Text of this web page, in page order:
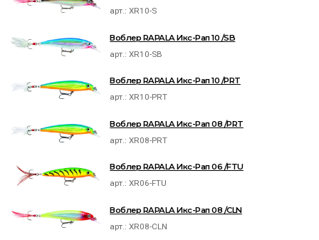
арт.:XR10-S
Воблер RAPALA Икс-Рап 10 /SB
арт.:XR10-SB
Воблер RAPALA Икс-Рап 10 /PRT
арт.:XR10-PRT
Воблер RAPALA Икс-Рап 08 /PRT
арт.:XR08-PRT
Воблер RAPALA Икс-Рап 06 /FTU
арт.:XR06-FTU
Воблер RAPALA Икс-Рап 08 /CLN
арт.:XR08-CLN